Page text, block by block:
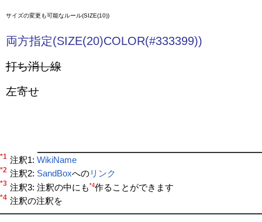
サイズの変更も可能なルール(SIZE(10))
両方指定(SIZE(20)COLOR(#333399))
打ち消し線
左寄せ
*1 注釈1: WikiName
*2 注釈2: SandBoxへのリンク
*3 注釈3: 注釈の中にも *4作ることができます
*4 注釈の注釈を